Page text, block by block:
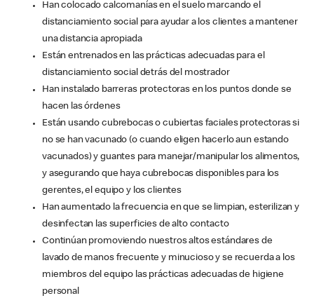
Han colocado calcomanías en el suelo marcando el
distanciamiento social para ayudar a los clientes a mantener
una distancia apropiada
Están entrenados en las prácticas adecuadas para el
distanciamiento social detrás del mostrador
Han instalado barreras protectoras en los puntos donde se
hacen las órdenes
Están usando cubrebocas o cubiertas faciales protectoras si
no se han vacunado (o cuando eligen hacerlo aun estando
vacunados) y guantes para manejar/manipular los alimentos,
y asegurando que haya cubrebocas disponibles para los
gerentes, el equipo y los clientes
Han aumentado la frecuencia en que se limpian, esterilizan y
desinfectan las superficies de alto contacto
Continúan promoviendo nuestros altos estándares de
lavado de manos frecuente y minucioso y se recuerda a los
miembros del equipo las prácticas adecuadas de higiene
personal